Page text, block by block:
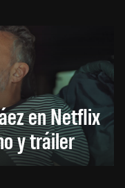
en Netflix
y tráiler